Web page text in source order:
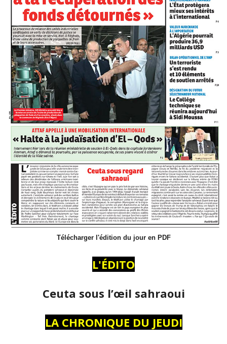
Télécharger l'édition du jour en PDF
L'ÉDITO
Ceuta sous l’œil sahraoui
LA CHRONIQUE DU JEUDI